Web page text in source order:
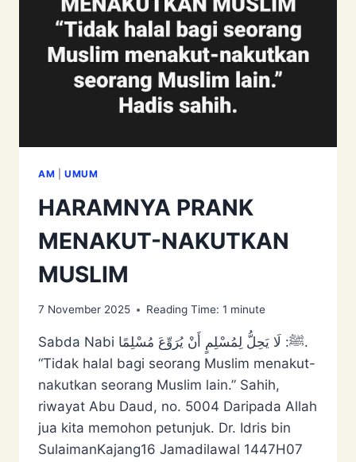
AM UMUM
HARAMNYA PRANK
MENAKUT-NAKUTKAN
MUSLIM
7 November 2025 Reading Time: 1 minute
Sabda Nabi ﷺ: ‌لَا ‌يَحِلُّ ‌لِمُسْلِمٍ ‌أَنْ ‌يُرَوِّعَ ‌مُسْلِمًا.
“Tidak halal bagi seorang Muslim menakut-
nakutkan seorang Muslim lain.” Sahih,
riwayat Abu Daud, no. 5004 Daripada Allah
jua kita memohon petunjuk. Dr. Idris bin
SulaimanKajang16 Jamadilawal 1447H07